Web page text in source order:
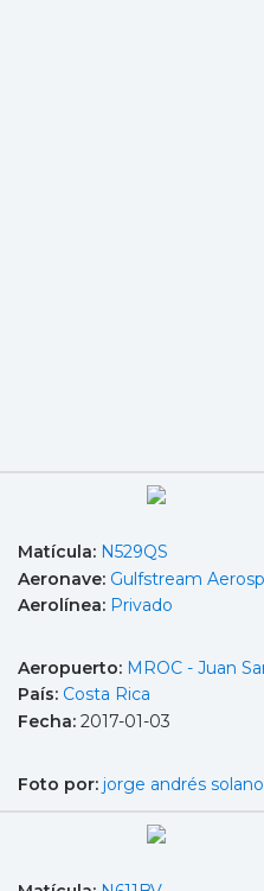
Matícula: N529QS
Aeronave: Gulfstream
Aerolínea: Privado
Aeropuerto: MROC - Juan
País: Costa Rica
Fecha: 2017-01-03
Foto por: jorge andrés